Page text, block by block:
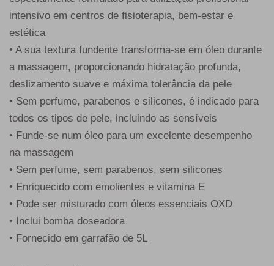
intensivo em centros de fisioterapia, bem-estar e
estética
• A sua textura fundente transforma-se em óleo durante
a massagem, proporcionando hidratação profunda,
deslizamento suave e máxima tolerância da pele
• Sem perfume, parabenos e silicones, é indicado para
todos os tipos de pele, incluindo as sensíveis
• Funde-se num óleo para um excelente desempenho
na massagem
• Sem perfume, sem parabenos, sem silicones
• Enriquecido com emolientes e vitamina E
• Pode ser misturado com óleos essenciais OXD
• Inclui bomba doseadora
• Fornecido em garrafão de 5L